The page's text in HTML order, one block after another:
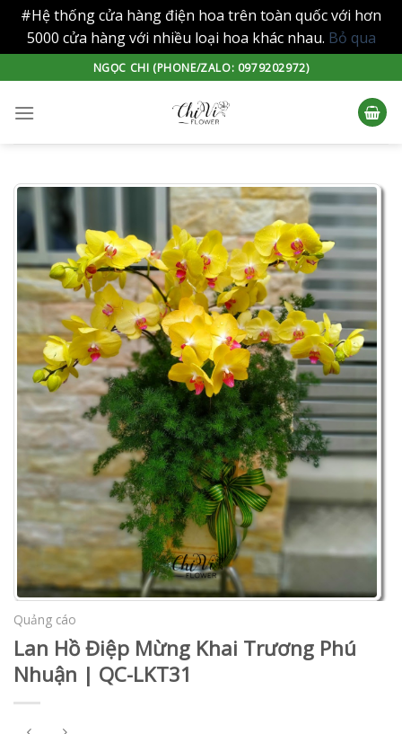
#Hệ thống cửa hàng điện hoa trên toàn quốc với hơn
5000 cửa hàng với nhiều loại hoa khác nhau. Bỏ qua
to
content
NGỌC CHI (PHONE/ZALO: 0979202972)
Quảng cáo
Lan Hồ Điệp Mừng Khai Trương Phú
Nhuận | QC-LKT31